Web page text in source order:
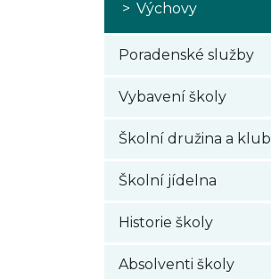
Výchovy
Poradenské služby
Vybavení školy
Školní družina a klub
Školní jídelna
Historie školy
Absolventi školy